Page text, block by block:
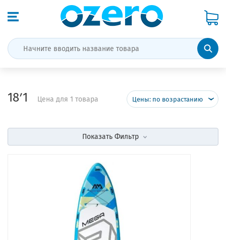
18ʹ1 Цена для 1 товара Цены: по возрастанию
ПоказатьФильтр